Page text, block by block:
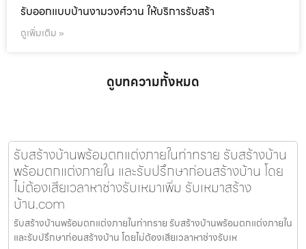
รับออกแบบบ้านงามวงศ์วาน ให้บริการรับสร้า
ดูเพิ่มเติม »
ดูบทความทั้งหมด
รับสร้างบ้านพร้อมตกแต่งภายในท่าทราย รับสร้างบ้าน
พร้อมตกแต่งภายใน และรับปรึกษาก่อนสร้างบ้าน โดย
ไม่ต้องเสียเวลาหาช่างรับเหมาเพิ่ม รับเหมาสร้าง
บ้าน.com
รับสร้างบ้านพร้อมตกแต่งภายในท่าทราย รับสร้างบ้านพร้อมตกแต่งภายใน
และรับปรึกษาก่อนสร้างบ้าน โดยไม่ต้องเสียเวลาหาช่างรับเห